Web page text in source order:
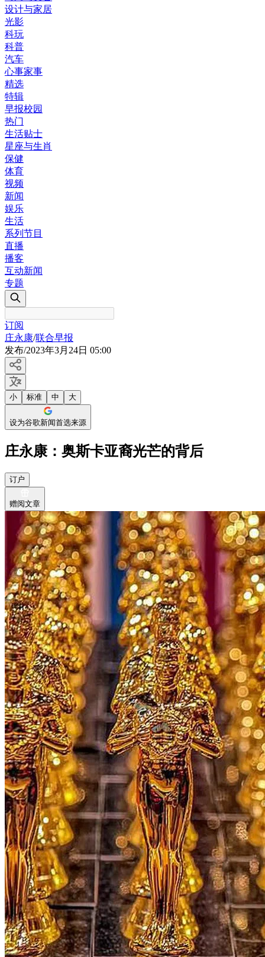
设计与家居
光影
科玩
科普
汽车
心事家事
精选
特辑
早报校园
热门
生活贴士
星座与生肖
保健
体育
视频
新闻
娱乐
生活
系列节目
直播
播客
互动新闻
专题
订阅
庄永康/联合早报
发布/2023年3月24日 05:00
小 标准 中 大
设为谷歌新闻首选来源
庄永康：奥斯卡亚裔光芒的背后
订户
赠阅文章